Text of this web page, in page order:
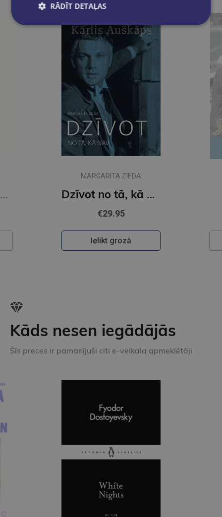
Zvaigžņu ielas simfonija. Imants Kalniņš
MARGARITA ZIEDA
Dzīvot no tā, kā nav. Kārlis Auškāps
€29.95
Ielikt grozā
Kāds nesen iegādājās
Šīs preces ir pamanījuši citi e-veikala apmeklētāji
RĀDĪT DETAĻAS